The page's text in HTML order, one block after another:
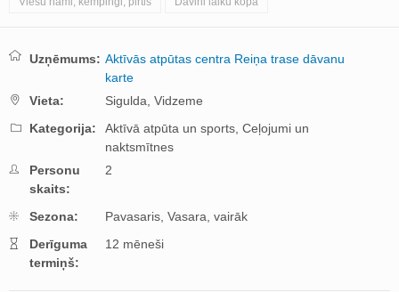
Uzņēmums: Aktīvās atpūtas centra Reiņa trase dāvanu
karte
Vieta:
Sigulda, Vidzeme
Kategorija:
Aktīvā atpūta un sports, Ceļojumi un
naktsmītnes
Personu
skaits:
2
Sezona: Pavasaris, Vasara, vairāk
Derīguma
termiņš:
12 mēneši